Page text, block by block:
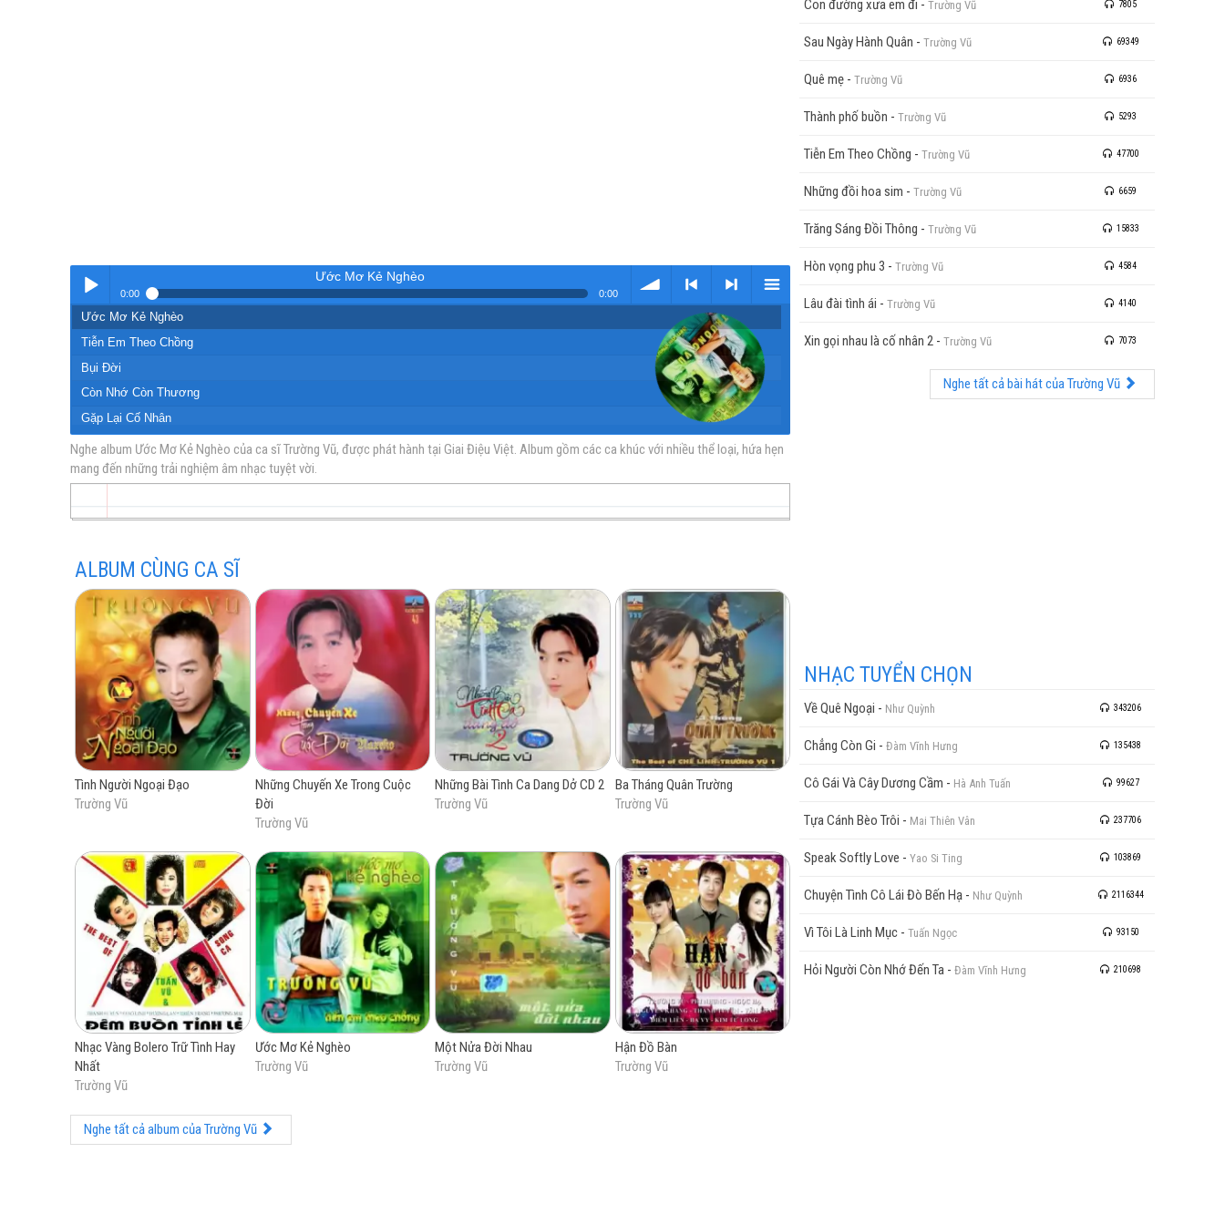
Nhạc
vàng
trữ
tình
Ước Mơ Kẻ Nghèo
0:00 0:00
Tải
miễn
phí
< Kho
trực
tuyến
>
chất
lượng
cao
Kho
phí
Ước Mơ Kẻ Nghèo
Tiễn Em Theo Chồng
Bụi Đời
Còn Nhớ Còn Thương
Gặp Lại Cố Nhân
Lá Thư Đầu Tiên
Tiếng Ca Đó Về Đâu
Ngang Trái
Nghe album Ước Mơ Kẻ Nghèo của ca sĩ Trường Vũ, được phát hành tại Giai Điệu Việt. Album gồm các ca khúc với nhiều thể loại, hứa hẹn
mang đến những trải nghiệm âm nhạc tuyệt vời.
ALBUM CÙNG CA SĨ
Tình Người Ngoại Đạo
Trường Vũ
Những Chuyến Xe Trong Cuộc
Đời
Trường Vũ
Những Bài Tình Ca Dang Dở CD 2
Trường Vũ
Ba Tháng Quân Trường
Trường Vũ
Nhạc Vàng Bolero Trữ Tình Hay
Nhất
Trường Vũ
Ước Mơ Kẻ Nghèo
Trường Vũ
Một Nửa Đời Nhau
Trường Vũ
Hận Đồ Bàn
Trường Vũ
Nghe tất cả album của Trường Vũ
Con đường xưa em đi - Trường Vũ 7805
Sau Ngày Hành Quân - Trường Vũ 69349
Quê mẹ - Trường Vũ 6936
Thành phố buồn - Trường Vũ 5293
Tiễn Em Theo Chồng - Trường Vũ 47700
Những đồi hoa sim - Trường Vũ 6659
Trăng Sáng Đồi Thông - Trường Vũ 15833
Hòn vọng phu 3 - Trường Vũ 4584
Lâu đài tình ái - Trường Vũ 4140
Xin gọi nhau là cố nhân 2 - Trường Vũ 7073
Nghe tất cả bài hát của Trường Vũ
NHẠC TUYỂN CHỌN
Về Quê Ngoại - Như Quỳnh 343206
Chẳng Còn Gi - Đàm Vĩnh Hưng 135438
Cô Gái Và Cây Dương Cầm - Hà Anh Tuấn 99627
Tựa Cánh Bèo Trôi - Mai Thiên Vân 237706
Speak Softly Love - Yao Si Ting 103869
Chuyện Tình Cô Lái Đò Bến Hạ - Như Quỳnh 2116344
Vì Tôi Là Linh Mục - Tuấn Ngọc 93150
Hỏi Người Còn Nhớ Đến Ta - Đàm Vĩnh Hưng 210698